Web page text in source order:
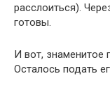
расслоиться).
готовы.
И вот, знаменитое
Осталось подать